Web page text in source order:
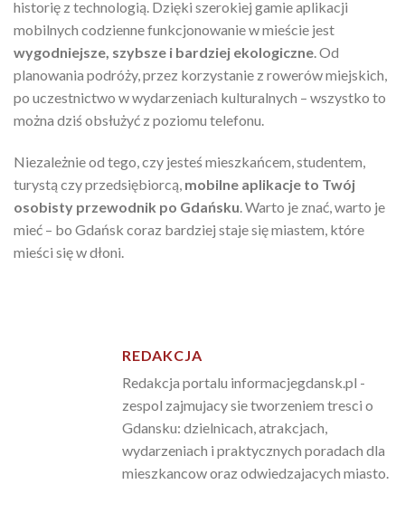
historię z technologią. Dzięki szerokiej gamie aplikacji
mobilnych codzienne funkcjonowanie w mieście jest
wygodniejsze, szybsze i bardziej ekologiczne. Od
planowania podróży, przez korzystanie z rowerów miejskich,
po uczestnictwo w wydarzeniach kulturalnych – wszystko to
można dziś obsłużyć z poziomu telefonu.
Niezależnie od tego, czy jesteś mieszkańcem, studentem,
turystą czy przedsiębiorcą, mobilne aplikacje to Twój
osobisty przewodnik po Gdańsku. Warto je znać, warto je
mieć – bo Gdańsk coraz bardziej staje się miastem, które
mieści się w dłoni.
REDAKCJA
Redakcja portalu informacjegdansk.pl -
zespol zajmujacy sie tworzeniem tresci o
Gdansku: dzielnicach, atrakcjach,
wydarzeniach i praktycznych poradach dla
mieszkancow oraz odwiedzajacych miasto.